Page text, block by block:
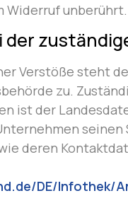
Widerruf unberührt.
Verstöße steht
zu.
ist der
deren
DE/Infothek/